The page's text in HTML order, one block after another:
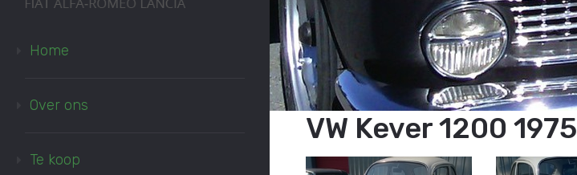
Home
Over ons
Te koop
VW Kever 1200 1975